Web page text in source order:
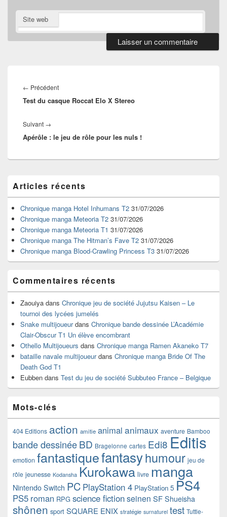
Site web
de
l’article
← PrécédentArticle
précédent :
Test du casque Roccat Elo X Stereo
Suivant →
suivant :
Apérôle : le jeu de rôle pour les nuls !
principale
de
widget
pour
barre
latérale
Articles récents
Chronique manga Hotel Inhumans T2 31/07/2026
Chronique manga Meteoria T2 31/07/2026
Chronique manga Meteoria T1 31/07/2026
Chronique manga The Hitman’s Fave T2 31/07/2026
Chronique manga Blood-Crawling Princess T3 31/07/2026
Commentaires récents
Zaouiya dans Chronique jeu de société Jujutsu Kaisen – Le
tournoi des lycées jumelés
Snake multijoueurdans Chronique bande dessinée L’Académie
Clair-Obscur T1 Un élève encombrant
Othello Multijoueurs dans Chronique manga Ramen Akaneko T7
bataille navale multijoueurdans Chronique manga Bride Of The
Death God T1
Eubben dans Test du jeu de société Subbuteo France – Belgique
Mots-clés
404 Editions action amitie animal animaux aventure Bamboo
bande dessinéeBD Bragelonne cartes Edi8 Editis
emotion fantastiquefantasyhumour jeu de
rôle jeunesse Kodansha Kurokawa livre manga
Nintendo Switch PC PlayStation 4 PlayStation 5 PS4
PS5 roman RPG science fictionseinen SF Shueisha
shônen sport SQUARE ENIX stratégie surnaturel test Tuttle-